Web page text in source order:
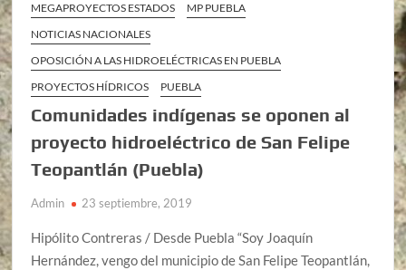
MEGAPROYECTOS ESTADOS
MP PUEBLA
NOTICIAS NACIONALES
OPOSICIÓN A LAS HIDROELÉCTRICAS EN PUEBLA
PROYECTOS HÍDRICOS
PUEBLA
Comunidades indígenas se oponen al
proyecto hidroeléctrico de San Felipe
Teopantlán (Puebla)
Admin 23 septiembre, 2019
Hipólito Contreras / Desde Puebla “Soy Joaquín
Hernández, vengo del municipio de San Felipe Teopantlán,